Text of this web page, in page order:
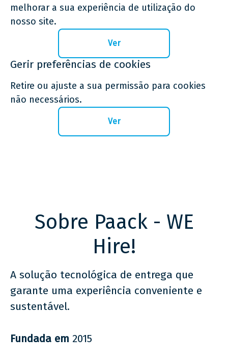
melhorar a sua experiência de utilização do
nosso site.
Ver
Gerir preferências de cookies
Retire ou ajuste a sua permissão para cookies
não necessários.
Ver
Sobre Paack - WE
Hire!
A solução tecnológica de entrega que
garante uma experiência conveniente e
sustentável.
Fundada em 2015